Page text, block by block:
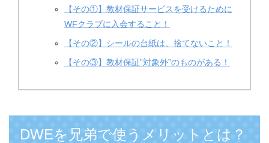
【その①】教材保証サービスを受けるために
WFクラブに入会すること！
【その②】シールの台紙は、捨てないこと！
【その③】教材保証”対象外”のものがある！
DWEを兄弟で使うメリットとは？